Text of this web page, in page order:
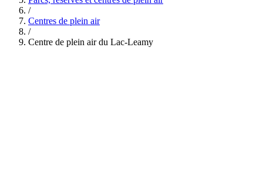
/
Centres de plein air
/
Centre de plein air du Lac-Leamy